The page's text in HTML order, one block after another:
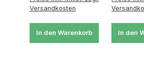
Versandkosten
In den Warenkorb In den